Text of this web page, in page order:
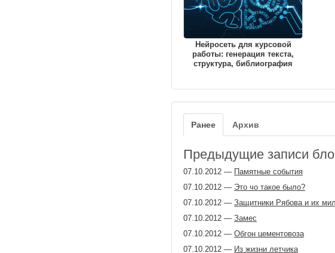
Нейросеть для курсовой
работы: генерация текста,
структура, библиография
Ранее Архив
Предыдущие записи
07.10.2012 — Памятные события
07.10.2012 — Это чо такое было?
07.10.2012 — Защитники Рябова и их
07.10.2012 — Замес
07.10.2012 — Обгон цементовоза
07.10.2012 — Из жизни летчика